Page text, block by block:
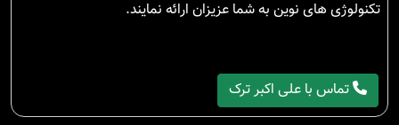
تکنولوژی های نوین به شما عزیزان ارائه نمایند.
تماس با علی اکبر ترک